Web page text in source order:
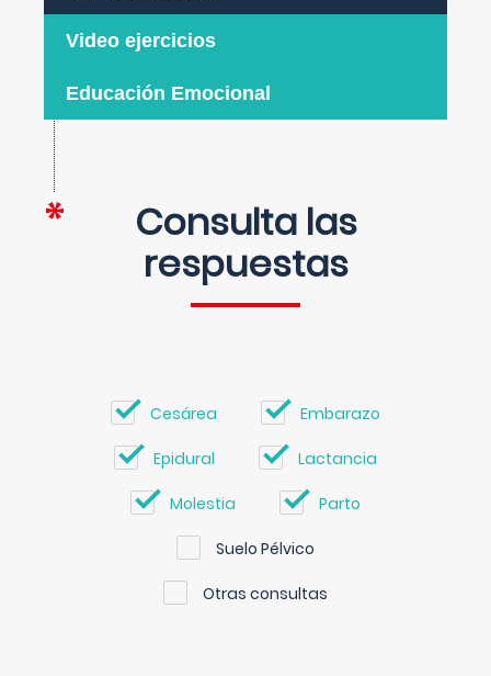
Video ejercicios
Educación Emocional
Consulta las
respuestas
Cesárea Embarazo
Epidural Lactancia
Molestia Parto
Suelo Pélvico
Otras consultas